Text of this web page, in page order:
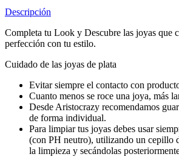
Descripción
Completa tu Look y Descubre las joyas que
perfección con tu estilo.
Cuidado de las joyas de plata
Evitar siempre el contacto con
Cuanto menos se roce una joya, más
Desde Aristocrazy recomendamos
de forma individual.
Para limpiar tus joyas debes usar
(con PH neutro), utilizando un cepillo
la limpieza y secándolas